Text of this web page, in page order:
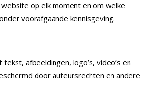
op elk moment en om welke
voorafgaande kennisgeving.
afbeeldingen, logo’s, video’s en
door auteursrechten en andere